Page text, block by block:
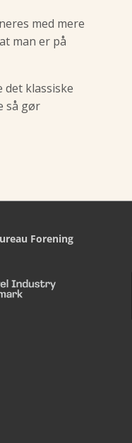
med mere
man er på
det klassiske
så gør
Forening